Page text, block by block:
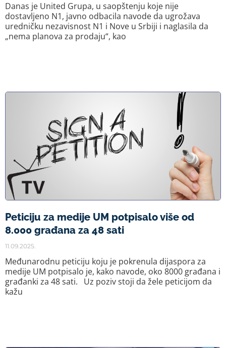
Danas je United Grupa, u saopštenju koje nije
dostavljeno N1, javno odbacila navode da ugrožava
uredničku nezavisnost N1 i Nove u Srbiji i naglasila da
„nema planova za prodaju“, kao
Peticiju za medije UM potpisalo više od
8.000 građana za 48 sati
11.09.2025.
Međunarodnu peticiju koju je pokrenula dijaspora za
medije UM potpisalo je, kako navode, oko 8000 građana i
građanki za 48 sati. Uz poziv stoji da žele peticijom da
kažu